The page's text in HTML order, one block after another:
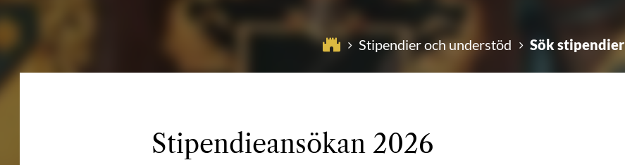
Stipendier och understöd Sök stipendier
Stipendieansökan 2026